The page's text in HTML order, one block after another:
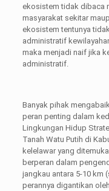
ekosistem tidak dibaca
masyarakat sekitar
ekosistem tentunya
administratif
maka menjadi naif jika
administratif.
Banyak pihak
peran penting dalam
Lingkungan Hidup
Tanah Watu Putih di
kelelawar yang
berperan dalam
jangkau antara 5-10 km
perannya digantikan